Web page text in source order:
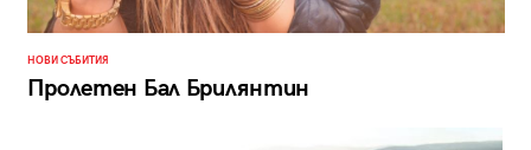
НОВИ СЪБИТИЯ
Пролетен Бал Брилянтин